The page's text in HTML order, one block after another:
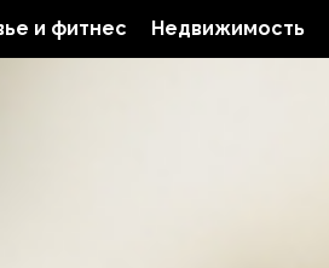
и фитнес Недвижимость